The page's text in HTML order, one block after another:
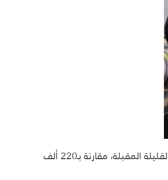
يستعد العراق لزيادة صادراته من النفط الخام عبر خطوط الأنابيب بشكل كبير، لتصل إلى نحو 770 ألف برميل يوميًا خلال الأشهر القليلة المقبلة، مقارنة بـ220 ألف